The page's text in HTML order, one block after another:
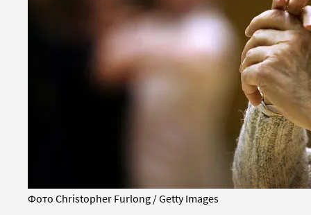
Фото Christopher Furlong / Getty Images